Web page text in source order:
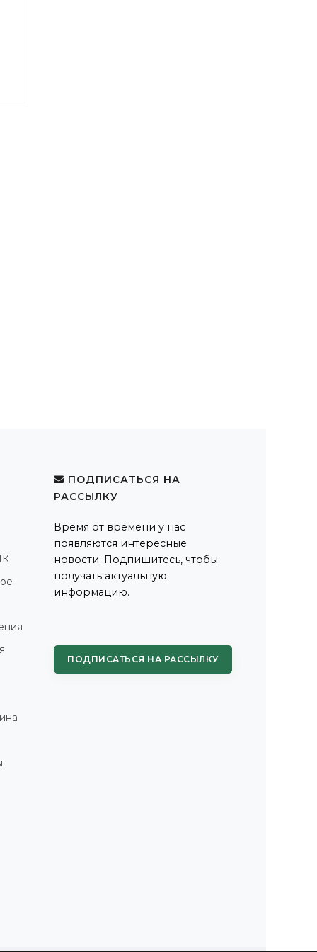
ПОДПИСАТЬСЯ НА
РАССЫЛКУ
Время от времени у нас
появляются интересные
новости. Подпишитесь, чтобы
получать актуальную
информацию.
ПОДПИСАТЬСЯ НА РАССЫЛКУ